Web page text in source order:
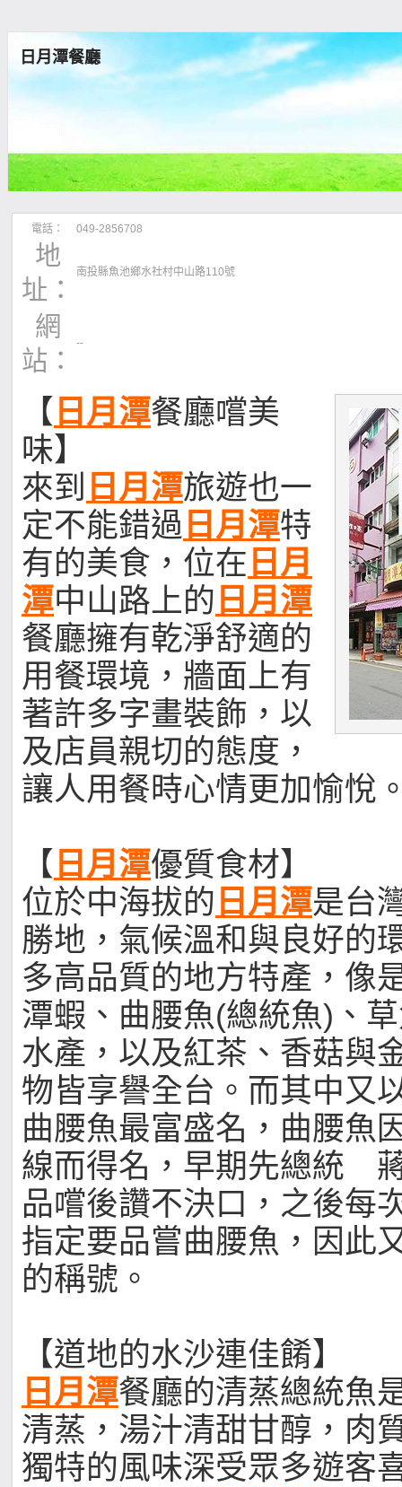
日月潭餐廳
電話： 049-2856708
地
址：
南投縣魚池鄉水社村中山路110號
網
站：
--
【 日月潭餐廳嚐美
味】
來到 日月潭旅遊也一
定不能錯過 日月潭特
有的美食，位在 日月
潭中山路上的 日月潭
餐廳擁有乾淨舒適的
用餐環境，牆面上有
著許多字畫裝飾，以
及店員親切的態度，
讓人用餐時心情更加愉悅
【 日月潭優質食材】
位於中海拔的 日月潭是台
勝地，氣候溫和與良好的
多高品質的地方特產，像
潭蝦、曲腰魚(總統魚)、
水產，以及紅茶、香菇與
物皆享譽全台。而其中又
曲腰魚最富盛名，曲腰魚
線而得名，早期先總統
品嚐後讚不決口，之後每
指定要品嘗曲腰魚，因此
的稱號。
【道地的水沙連佳餚】
日月潭餐廳的清蒸總統魚
清蒸，湯汁清甜甘醇，肉
獨特的風味深受眾多遊客